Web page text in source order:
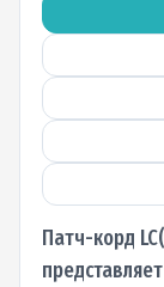
Патч-корд